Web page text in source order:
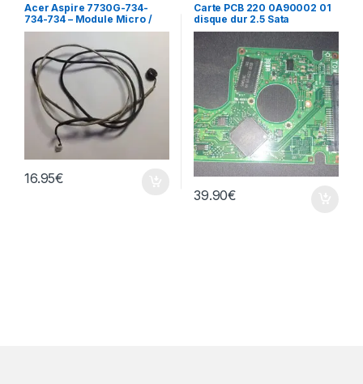
Acer Aspire 7730G-734-
734-734 – Module Micro /
Webcam
16.95€
Carte PCB 220 0A90002 01
disque dur 2.5 Sata
HTS542516K9A300 160Gb
39.90€